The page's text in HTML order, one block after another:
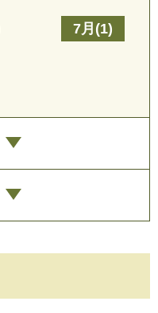
7月(1)